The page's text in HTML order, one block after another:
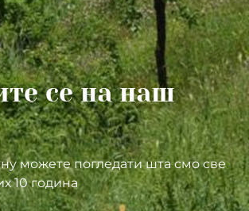
се на наш
можете погледати шта смо све
10 година